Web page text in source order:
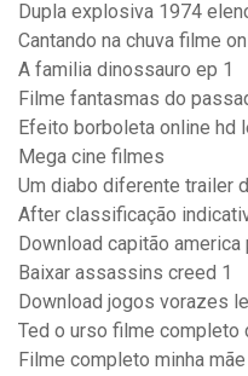
Dupla explosiva 1974
Cantando na chuva filme
A familia dinossauro ep 1
Filme fantasmas do
Efeito borboleta online hd
Mega cine filmes
Um diabo diferente trailer
After classificação
Download capitão
Baixar assassins creed 1
Download jogos vorazes
Ted o urso filme completo
Filme completo minha